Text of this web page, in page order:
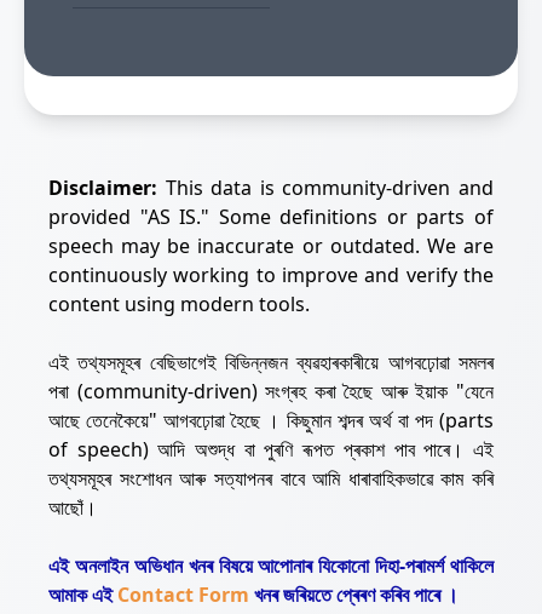
Disclaimer: This data is community-driven and
provided "AS IS." Some definitions or parts of
speech may be inaccurate or outdated. We are
continuously working to improve and verify the
content using modern tools.
এই তথ্যসমূহৰ বেছিভাগেই বিভিন্নজন ব্যৱহাৰকাৰীয়ে আগবঢ়োৱা সমলৰ
পৰা (community-driven) সংগ্ৰহ কৰা হৈছে আৰু ইয়াক "যেনে
আছে তেনেকৈয়ে" আগবঢ়োৱা হৈছে । কিছুমান শব্দৰ অৰ্থ বা পদ (parts
of speech) আদি অশুদ্ধ বা পুৰণি ৰূপত প্ৰকাশ পাব পাৰে। এই
তথ্যসমূহৰ সংশোধন আৰু সত্যাপনৰ বাবে আমি ধাৰাবাহিকভাৱে কাম কৰি
আছোঁ।
এই অনলাইন অভিধান খনৰ বিষয়ে আপোনাৰ যিকোনো দিহা-পৰামৰ্শ থাকিলে
আমাক এইContact Form খনৰ জৰিয়তে প্ৰেৰণ কৰিব পাৰে ।